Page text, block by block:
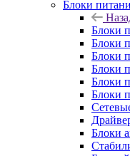
Блоки
Блоки
Блоки
Блоки
Блоки
Блоки
Блоки
Блоки